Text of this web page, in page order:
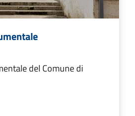
del Comune di